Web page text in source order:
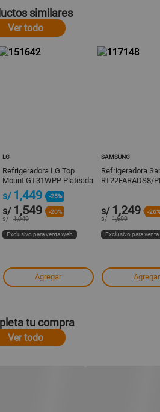
similares
Ver todo
LG
Refrigeradora LG Top
Mount GT31WPP Plateada
314L con Motor Smart
Inverter
s/ 1,449 -25%
s/ 1,549 -20%
s/ 1,949
Exclusivo para venta web
Agregar
SAMSUNG
Refrigeradora
RT22FARADS8/
s/ 1,249 -26%
s/ 1,699
Exclusivo para
Agregar
tu compra
Ver todo